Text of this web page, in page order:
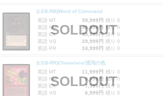
(LEB-RB)Word of Command
英語 MT
59,999円 残り 0
英語 NM
49,999円 残り 0
英語 EX
39,999円 残り 0
英語 VG
29,999円 残り 0
英語 PR
24,999円 残り 0
SOLDOUT
(LEB-RR)Chaoslace/混沌の色
英語 MT
11,999円 残り 0
英語 NM
9,999円 残り 0
英語 EX
7,999円 残り 0
英語 VG
6,999円 残り 0
SOLDOUT